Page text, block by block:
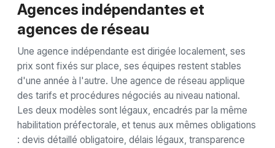
Agences indépendantes et
agences de réseau
Une agence indépendante est dirigée localement, ses
prix sont fixés sur place, ses équipes restent stables
d'une année à l'autre. Une agence de réseau applique
des tarifs et procédures négociés au niveau national.
Les deux modèles sont légaux, encadrés par la même
habilitation préfectorale, et tenus aux mêmes obligations
: devis détaillé obligatoire, délais légaux, transparence